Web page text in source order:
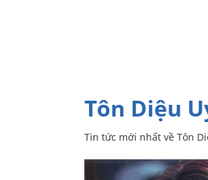
Tôn Diệu
Tin tức mới nhất về Tôn